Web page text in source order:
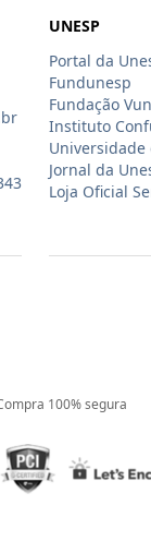
UNESP
Portal da
Fundunesp
Fundação
Instituto
Universidade
Jornal da
Loja Oficial
100% segura